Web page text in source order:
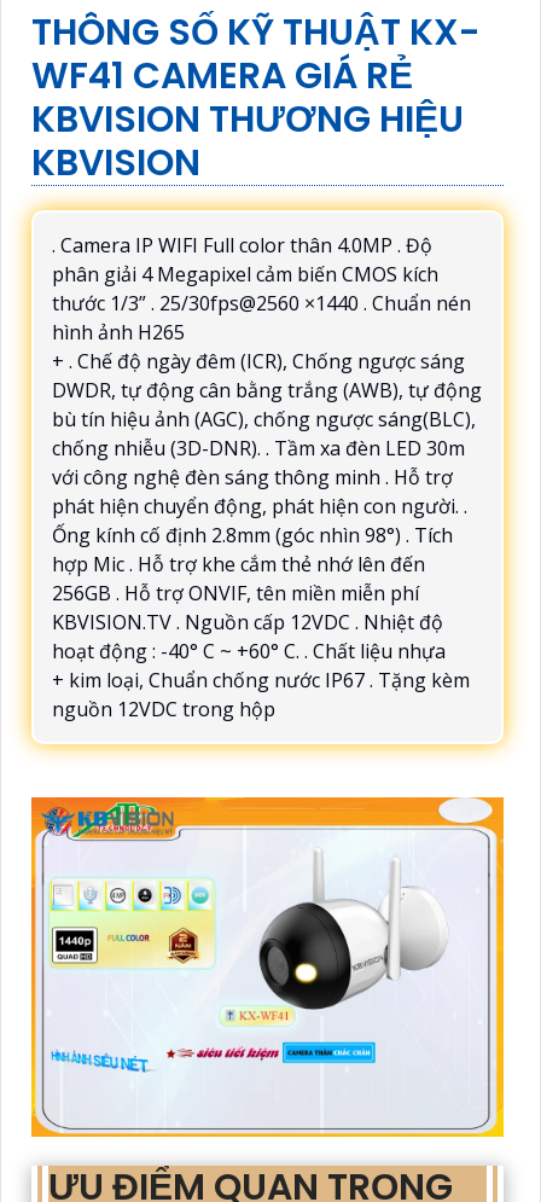
THÔNG SỐ KỸ THUẬT KX-
WF41 CAMERA GIÁ RẺ
KBVISION THƯƠNG HIỆU
KBVISION
. Camera IP WIFI Full color thân 4.0MP . Độ
phân giải 4 Megapixel cảm biến CMOS kích
thước 1/3” . 25/30fps@2560 ×1440 . Chuẩn nén
hình ảnh H265
+ . Chế độ ngày đêm (ICR), Chống ngược sáng
DWDR, tự động cân bằng trắng (AWB), tự động
bù tín hiệu ảnh (AGC), chống ngược sáng(BLC),
chống nhiễu (3D-DNR). . Tầm xa đèn LED 30m
với công nghệ đèn sáng thông minh . Hỗ trợ
phát hiện chuyển động, phát hiện con người. .
Ống kính cố định 2.8mm (góc nhìn 98°) . Tích
hợp Mic . Hỗ trợ khe cắm thẻ nhớ lên đến
256GB . Hỗ trợ ONVIF, tên miền miễn phí
KBVISION.TV . Nguồn cấp 12VDC . Nhiệt độ
hoạt động : -40° C ~ +60° C. . Chất liệu nhựa
+ kim loại, Chuẩn chống nước IP67 . Tặng kèm
nguồn 12VDC trong hộp
ƯU ĐIỂM QUAN TRỌNG